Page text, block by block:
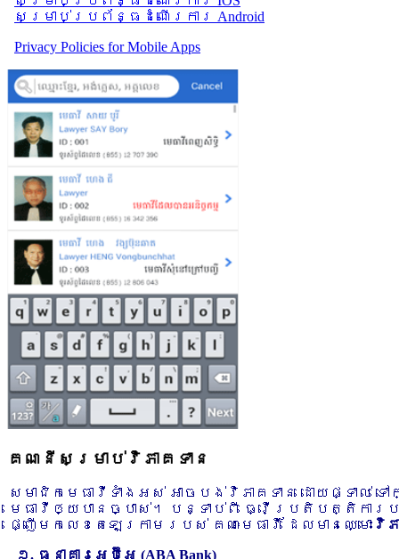
សម្រាប់​ប្រព័ន្ធដំណើរការ Android
Privacy Policies for Mobile Apps
គណនីសម្រាប់វិភាគទាន
សមាជិកមេធាវីទាំងអស់ អាចបង់វិភាគទាន ដោយផ្ទាល់
មេធាវីឲ្យបានច្បាស់។ បន្ទាប់ពី ធ្វើប្រតិបត្តិកា
ផ្ញើមកលេខតេឡេក្រាមរបស់ គណៈមេធាវី ដែលមានឈ្មោះ វិភ
១. ធនាគារអេប៊ីអេ (ABA Bank)